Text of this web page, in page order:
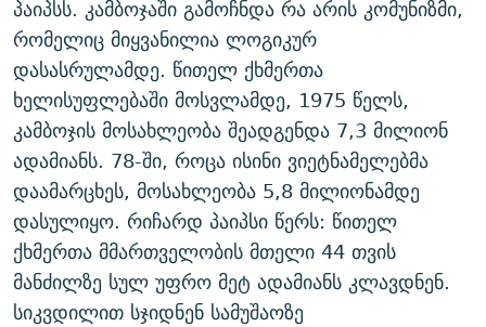
პაიპსს. კამბოჯაში გამოჩნდა რა არის კომუნიზმი,
რომელიც მიყვანილია ლოგიკურ
დასასრულამდე. წითელ ქხმერთა
ხელისუფლებაში მოსვლამდე, 1975 წელს,
კამბოჯის მოსახლეობა შეადგენდა 7,3 მილიონ
ადამიანს. 78-ში, როცა ისინი ვიეტნამელებმა
დაამარცხეს, მოსახლეობა 5,8 მილიონამდე
დასულიყო. რიჩარდ პაიპსი წერს: წითელ
ქხმერთა მმართველობის მთელი 44 თვის
მანძილზე სულ უფრო მეტ ადამიანს კლავდნენ.
სიკვდილით სჯიდნენ სამუშაოზე